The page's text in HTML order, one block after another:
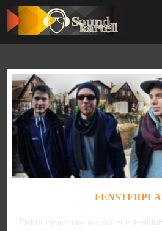
Debüt nimmt uns mit auf eine